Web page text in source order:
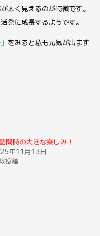
太く見えるのが特徴です。
発に成長するようです。
をみると私も元気が出ます
訪問時の大きな楽しみ！
年11月13日
投稿